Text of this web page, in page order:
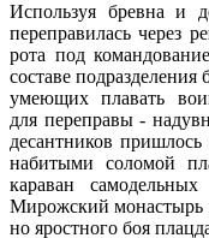
Используя бревна и
переправилась через
рота под
составе подразделения
умеющих плавать
для переправы -
десантников
набитыми соломой
караван
Мирожский монастырь
но яростного боя